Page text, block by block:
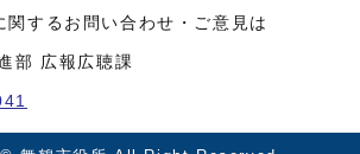
関するお問い合わせ・ご意見は
部 広報広聴課